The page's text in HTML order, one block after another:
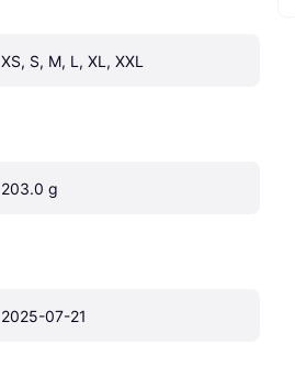
XS, S, M, L, XL, XXL
203.0 g
2025-07-21